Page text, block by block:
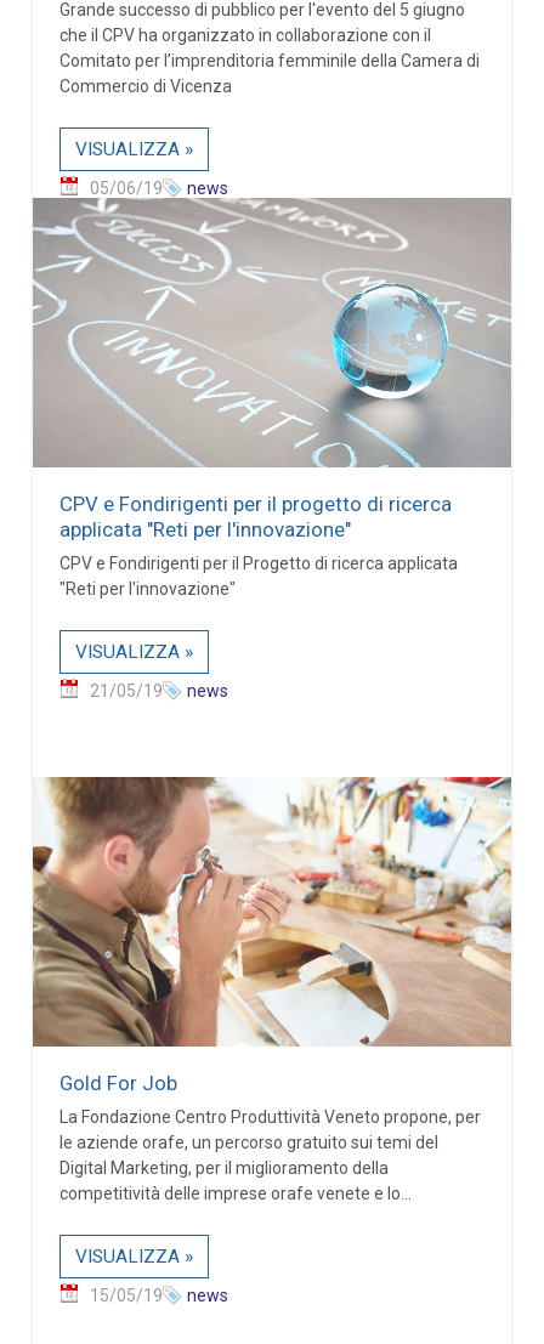
Grande successo di pubblico per l'evento del 5 giugno
che il CPV ha organizzato in collaborazione con il
Comitato per l’imprenditoria femminile della Camera di
Commercio di Vicenza
VISUALIZZA »
05/06/19 news
CPV e Fondirigenti per il progetto di ricerca
applicata "Reti per l'innovazione"
CPV e Fondirigenti per il Progetto di ricerca applicata
"Reti per l'innovazione"
VISUALIZZA »
21/05/19 news
Gold For Job
La Fondazione Centro Produttività Veneto propone, per
le aziende orafe, un percorso gratuito sui temi del
Digital Marketing, per il miglioramento della
competitività delle imprese orafe venete e lo...
VISUALIZZA »
15/05/19 news